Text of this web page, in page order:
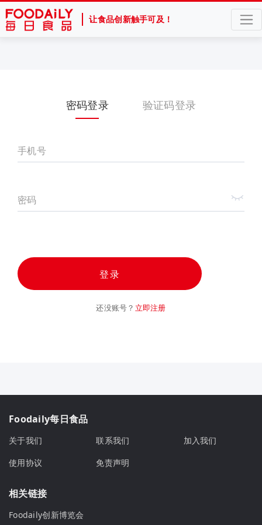
让食品创新触手可及！
密码登录 验证码登录
手机号
密码
登录
还没账号？ 立即注册
Foodaily每日食品
关于我们 联系我们
加入我们
使用协议
免责声明
相关链接
Foodaily创新博览会